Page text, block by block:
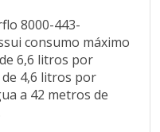
diária da
do sistema de
(em litros)
8000-443-
consumo máximo
6,6 litros por
4,6 litros por
a 42 metros de